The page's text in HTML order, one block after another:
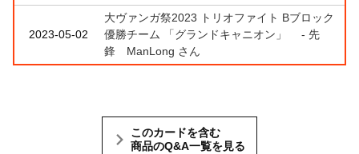
2023-05-02
大ヴァンガ祭2023 トリオファイト Bブロック
優勝チーム 「グランドキャニオン」 - 先
鋒 ManLong さん
このカードを含む
商品のQ&A一覧を見る